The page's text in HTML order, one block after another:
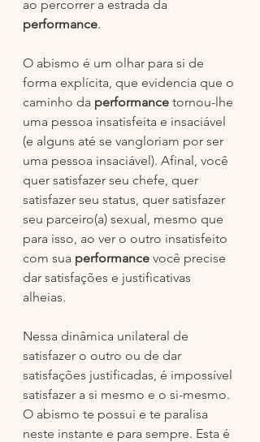
ao percorrer a estrada da
performance.
O abismo é um olhar para si de
forma explícita, que evidencia que o
caminho da performance tornou-lhe
uma pessoa insatisfeita e insaciável
(e alguns até se vangloriam por ser
uma pessoa insaciável). Afinal, você
quer satisfazer seu chefe, quer
satisfazer seu status, quer satisfazer
seu parceiro(a) sexual, mesmo que
para isso, ao ver o outro insatisfeito
com sua performance você precise
dar satisfações e justificativas
alheias.
Nessa dinâmica unilateral de
satisfazer o outro ou de dar
satisfações justificadas, é impossível
satisfazer a si mesmo e o si-mesmo.
O abismo te possui e te paralisa
neste instante e para sempre. Esta é